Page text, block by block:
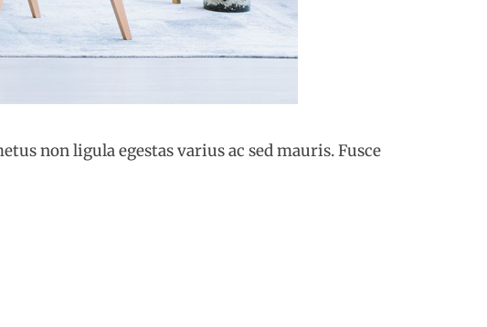
non ligula egestas varius ac sed mauris. Fusce